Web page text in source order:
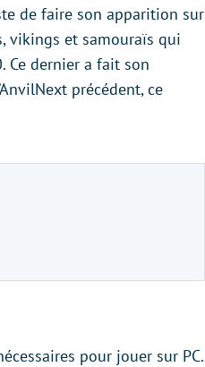
de faire son apparition sur
vikings et samouraïs qui
Ce dernier a fait son
précédent, ce
pour jouer sur PC.